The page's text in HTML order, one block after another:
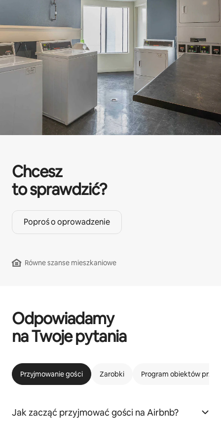
Chcesz
to sprawdzić?
Poproś o oprowadzenie
Równe szanse mieszkaniowe
Odpowiadamy
na Twoje pytania
Przyjmowanie gości Zarobki Program obiektów
Jak zacząć przyjmować gości na Airbnb?